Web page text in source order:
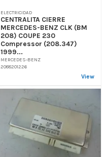
ELECTRICIDAD
CENTRALITA CIERRE
MERCEDES-BENZ CLK (BM
208) COUPE 230
Compressor (208.347)
1999...
MERCEDES-BENZ
2088201226
View